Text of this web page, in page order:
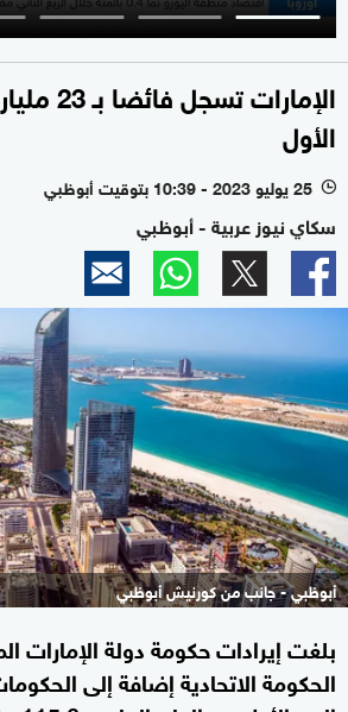
الأول
l 25 يوليو 2023 - 10:39 بتوقيت أبوظبي
سكاي نيوز عربية - أبوظبي
أبوظبي - جانب من كورنيش أبوظبي
بلغت إيرادات حكومة دولة الإمارات
الحكومة الاتحادية إضافة إلى